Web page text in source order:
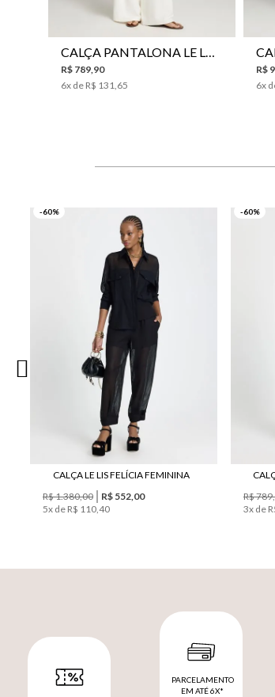
CALÇA PANTALONA LE LIS HORI FEMININA
R$ 789,90
6x de R$ 131,65
R$
6x
-60%
CALÇA LE LIS FELÍCIA FEMININA
R$ 1.380,00
R$ 552,00
5x de R$ 110,40
-60%
R$
3x de
PARCELAMENTO
EM ATÉ 6X*